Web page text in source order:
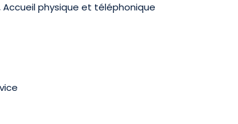
physique et téléphonique